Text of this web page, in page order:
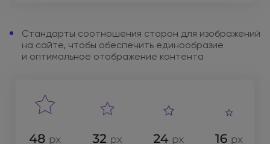
Стандарты соотношения сторон для изображений
на сайте, чтобы обеспечить единообразие
и оптимальное отображение контента